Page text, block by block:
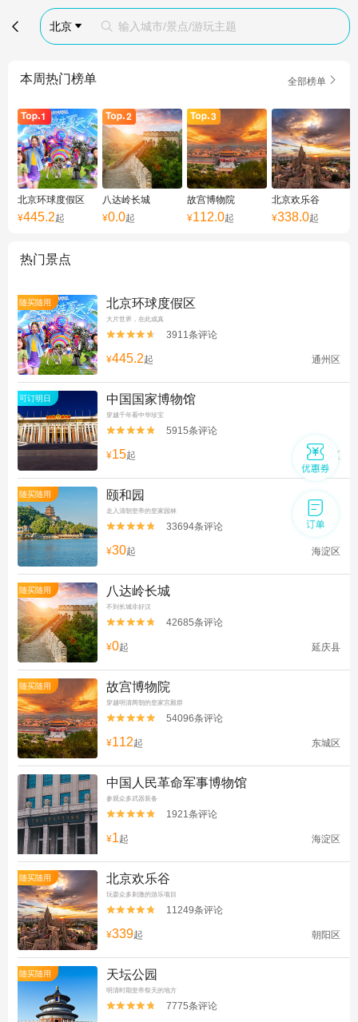
 北京   输入城市/景点/游玩主题
本周热门榜单 全部榜单 
北京环球度假区
¥445.2起
八达岭长城
¥0.0起
故宫博物院
¥112.0起
北京欢乐谷
¥338.0起
热门景点
随买随用 北京环球度假区
大片世界，在此成真

 3911条评论
¥445.2起 通州区
可订明日 中国国家博物馆
穿越千年看中华珍宝

 5915条评论
¥15起 东城区
随买随用 颐和园
走入清朝皇帝的皇家园林

 33694条评论
¥30起 海淀区
随买随用 八达岭长城
不到长城非好汉

 42685条评论
¥0起 延庆县
随买随用 故宫博物院
穿越明清两朝的皇家宫殿群

 54096条评论
¥112起 东城区
中国人民革命军事博物馆
参观众多武器装备

 1921条评论
¥1起 海淀区
随买随用 北京欢乐谷
玩耍众多刺激的游乐项目

 11249条评论
¥339起 朝阳区
随买随用 天坛公园
明清时期皇帝祭天的地方

 7775条评论